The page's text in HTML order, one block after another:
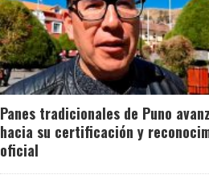
Panes tradicionales de Puno
hacia su certificación y
oficial